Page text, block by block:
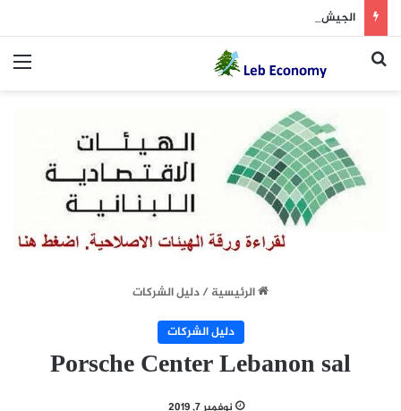
الجيش يوقف مطلوبين في إطار ملاحقة المخلين بالأمن
بحث عن
الرئيسية/دليل الشركات
دليل الشركات
Porsche Center Lebanon sal